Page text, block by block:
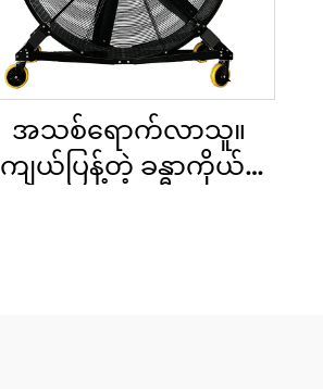
အသစ်ရောက်လာသူ။
ကျယ်ပြန့်တဲ့ ခန္ဓာကိုယ်။